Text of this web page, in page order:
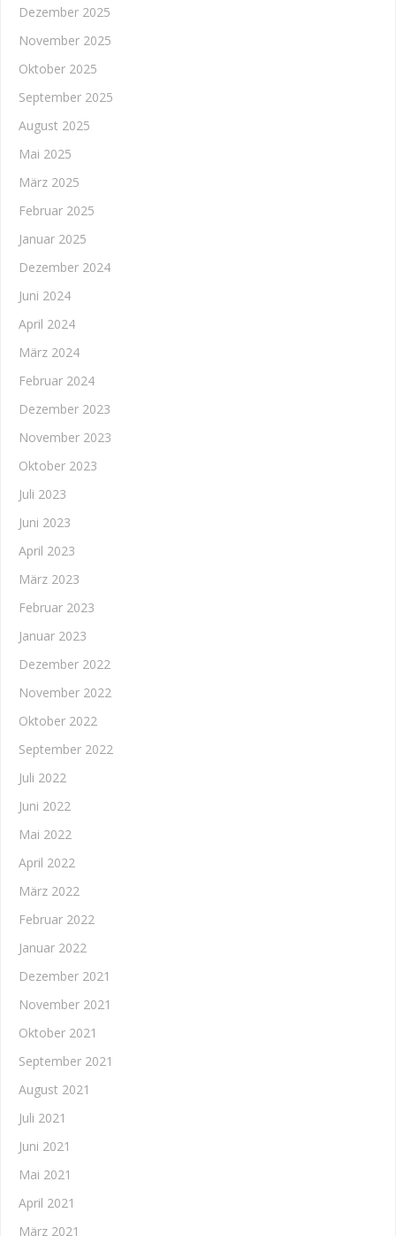
Dezember 2025
November 2025
Oktober 2025
September 2025
August 2025
Mai 2025
März 2025
Februar 2025
Januar 2025
Dezember 2024
Juni 2024
April 2024
März 2024
Februar 2024
Dezember 2023
November 2023
Oktober 2023
Juli 2023
Juni 2023
April 2023
März 2023
Februar 2023
Januar 2023
Dezember 2022
November 2022
Oktober 2022
September 2022
Juli 2022
Juni 2022
Mai 2022
April 2022
März 2022
Februar 2022
Januar 2022
Dezember 2021
November 2021
Oktober 2021
September 2021
August 2021
Juli 2021
Juni 2021
Mai 2021
April 2021
März 2021